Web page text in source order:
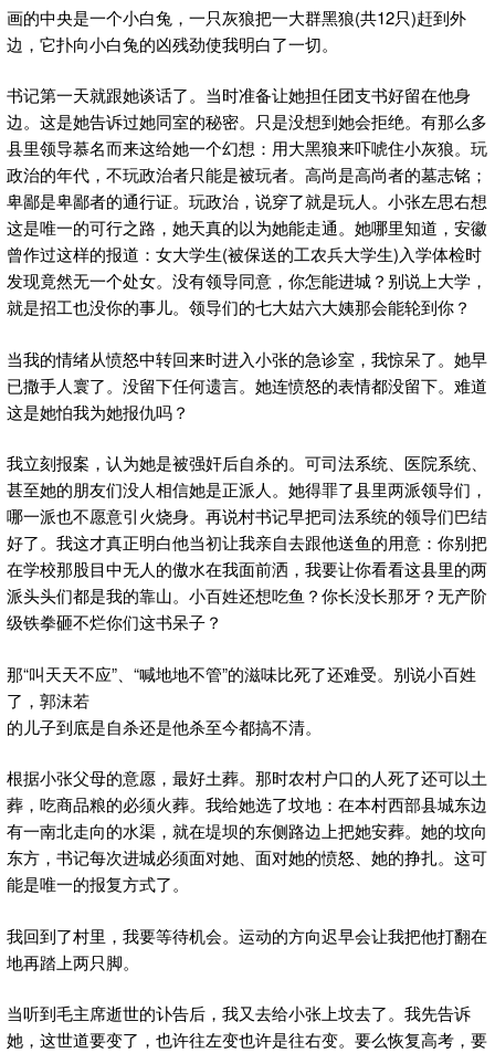
画的中央是一个小白兔，一只灰狼把一大群黑狼(共12只)赶到外
边，它扑向小白兔的凶残劲使我明白了一切。
书记第一天就跟她谈话了。当时准备让她担任团支书好留在他身
边。这是她告诉过她同室的秘密。只是没想到她会拒绝。有那么多
县里领导慕名而来这给她一个幻想：用大黑狼来吓唬住小灰狼。玩
政治的年代，不玩政治者只能是被玩者。高尚是高尚者的墓志铭；
卑鄙是卑鄙者的通行证。玩政治，说穿了就是玩人。小张左思右想
这是唯一的可行之路，她天真的以为她能走通。她哪里知道，安徽
曾作过这样的报道：女大学生(被保送的工农兵大学生)入学体检时
发现竟然无一个处女。没有领导同意，你怎能进城？别说上大学，
就是招工也没你的事儿。领导们的七大姑六大姨那会能轮到你？
当我的情绪从愤怒中转回来时进入小张的急诊室，我惊呆了。她早
已撒手人寰了。没留下任何遗言。她连愤怒的表情都没留下。难道
这是她怕我为她报仇吗？
我立刻报案，认为她是被强奸后自杀的。可司法系统、医院系统、
甚至她的朋友们没人相信她是正派人。她得罪了县里两派领导们，
哪一派也不愿意引火烧身。再说村书记早把司法系统的领导们巴结
好了。我这才真正明白他当初让我亲自去跟他送鱼的用意：你别把
在学校那股目中无人的傲水在我面前洒，我要让你看看这县里的两
派头头们都是我的靠山。小百姓还想吃鱼？你长没长那牙？无产阶
级铁拳砸不烂你们这书呆子？
那“叫天天不应”、“喊地地不管”的滋味比死了还难受。别说小百姓
了，郭沫若
的儿子到底是自杀还是他杀至今都搞不清。
根据小张父母的意愿，最好土葬。那时农村户口的人死了还可以土
葬，吃商品粮的必须火葬。我给她选了坟地：在本村西部县城东边
有一南北走向的水渠，就在堤坝的东侧路边上把她安葬。她的坟向
东方，书记每次进城必须面对她、面对她的愤怒、她的挣扎。这可
能是唯一的报复方式了。
我回到了村里，我要等待机会。运动的方向迟早会让我把他打翻在
地再踏上两只脚。
当听到毛主席逝世的讣告后，我又去给小张上坟去了。我先告诉
她，这世道要变了，也许往左变也许是往右变。要么恢复高考，要